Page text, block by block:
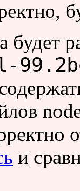
будет
и